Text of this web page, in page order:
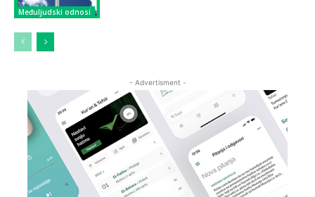
Međuljudski odnosi
- Advertisment -